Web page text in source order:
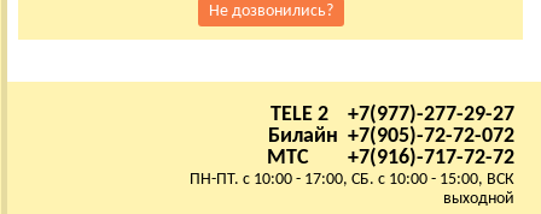
Не дозвонились?
TELE 2 +7(977)-277-29-27
Билайн +7(905)-72-72-072
МТС +7(916)-717-72-72
ПН-ПТ. с 10:00 - 17:00, СБ. с 10:00 - 15:00, ВСК
выходной